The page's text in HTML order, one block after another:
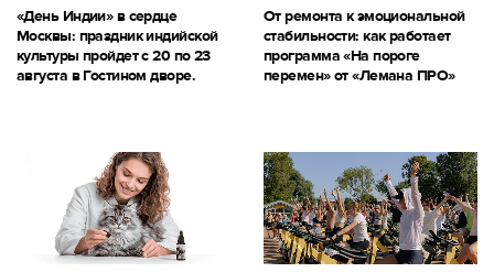
«День Индии» в сердце
Москвы: праздник индийской
культуры пройдет с 20 по 23
августа в Гостином дворе.
От ремонта к эмоциональной
стабильности: как работает
программа «На пороге
перемен» от «Лемана ПРО»